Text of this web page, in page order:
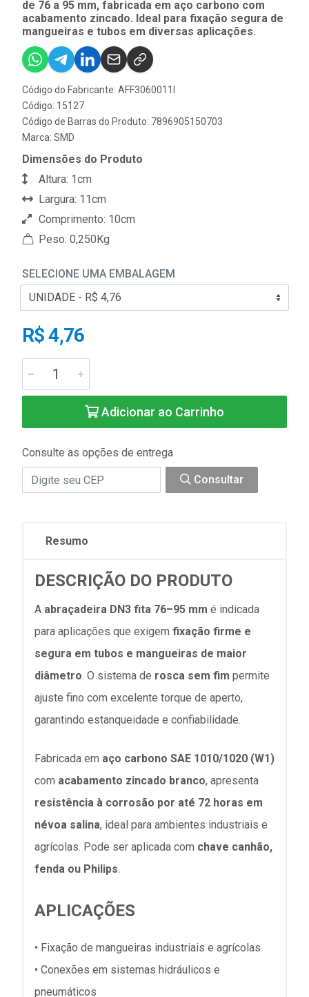
de 76 a 95 mm, fabricada em aço carbono com
acabamento zincado. Ideal para fixação segura de
mangueiras e tubos em diversas aplicações.
Código do Fabricante: AFF3060011I
Código: 15127
Código de Barras do Produto: 7896905150703
Marca: SMD
Dimensões do Produto
Altura: 1cm
Largura: 11cm
Comprimento: 10cm
Peso: 0,250Kg
SELECIONE UMA EMBALAGEM
R$ 4,76
Adicionar ao Carrinho
Consulte as opções de entrega
Consultar
Resumo
DESCRIÇÃO DO PRODUTO
A abraçadeira DN3 fita 76–95 mm é indicada
para aplicações que exigem fixação firme e
segura em tubos e mangueiras de maior
diâmetro. O sistema de rosca sem fim permite
ajuste fino com excelente torque de aperto,
garantindo estanqueidade e confiabilidade.
Fabricada em aço carbono SAE 1010/1020 (W1)
com acabamento zincado branco, apresenta
resistência à corrosão por até 72 horas em
névoa salina, ideal para ambientes industriais e
agrícolas. Pode ser aplicada com chave canhão,
fenda ou Philips.
APLICAÇÕES
• Fixação de mangueiras industriais e agrícolas
• Conexões em sistemas hidráulicos e
pneumáticos